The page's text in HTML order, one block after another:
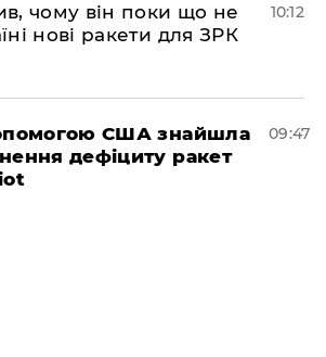
чому він поки що не
нові ракети для ЗРК
10:12
США знайшла
дефіциту ракет
09:47